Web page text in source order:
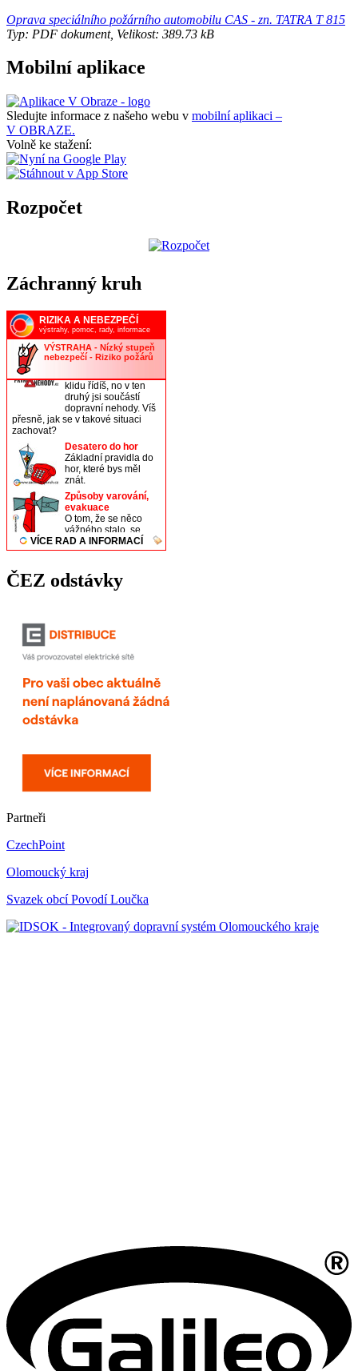
Oprava speciálního požárního automobilu CAS - zn. TATRA T 815
Typ: PDF dokument, Velikost: 389.73 kB
Mobilní aplikace
Sledujte informace z našeho webu v mobilní aplikaci –
V OBRAZE.
Volně ke stažení:
Rozpočet
Záchranný kruh
ČEZ odstávky
Partneři
CzechPoint
Olomoucký kraj
Svazek obcí Povodí Loučka